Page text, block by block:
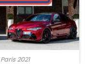
2021